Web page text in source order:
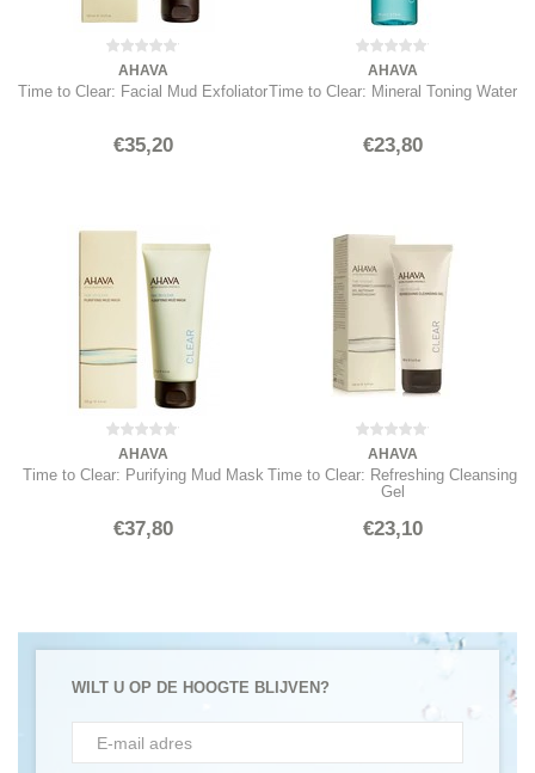
AHAVA
Time to Clear: Facial Mud Exfoliator
€35,20
AHAVA
Time to Clear: Mineral Toning Water
€23,80
AHAVA
Time to Clear: Purifying Mud Mask
€37,80
AHAVA
Time to Clear: Refreshing Cleansing
Gel
€23,10
WILT U OP DE HOOGTE BLIJVEN?